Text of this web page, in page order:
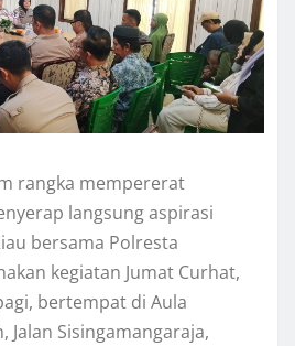
rangka mempererat
langsung aspirasi
bersama Polresta
kegiatan Jumat Curhat,
bertempat di Aula
Jalan Sisingamangaraja,